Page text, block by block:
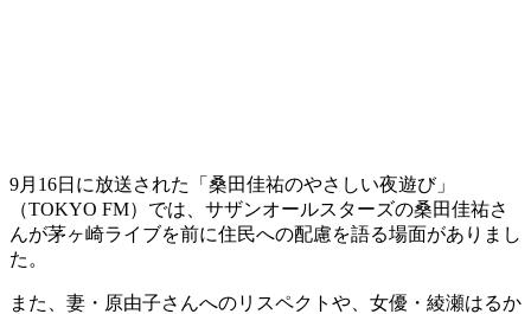
9月16日に放送された「桑田佳祐のやさしい夜遊び」
（TOKYO FM）では、サザンオールスターズの桑田佳祐さ
んが茅ヶ崎ライブを前に住民への配慮を語る場面がありまし
た。
また、妻・原由子さんへのリスペクトや、女優・綾瀬はるか